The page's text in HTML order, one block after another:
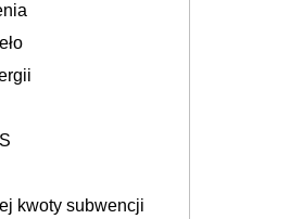
kwoty subwencji